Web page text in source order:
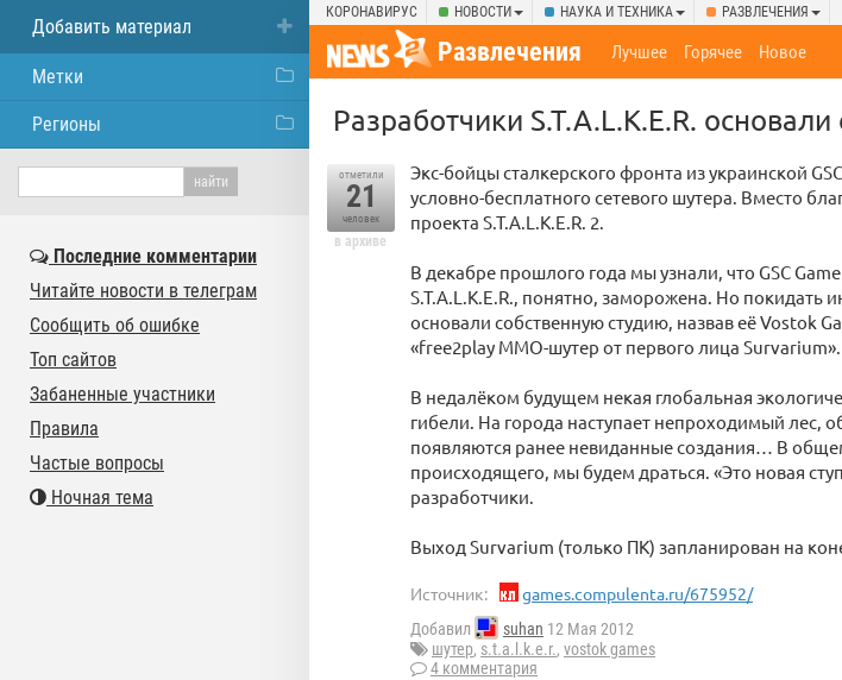
КОРОНАВИРУС НОВОСТИ НАУКА И ТЕХНИКА РАЗВЛЕЧЕНИЯ
Развлечения Лучшее Горячее Новое
Разработчики S.T.A.L.K.E.R.
отметили
21
человек
в архиве
Экс-бойцы сталкерского фронта из украинской
условно-бесплатного сетевого шутера. Вместо
проекта S.T.A.L.K.E.R. 2.
В декабре прошлого года мы узнали, что GSC
S.T.A.L.K.E.R., понятно, заморожена. Но покидать
основали собственную студию, назвав её Vostok
«free2play MMO-шутер от первого лица Survarium».
В недалёком будущем некая глобальная
гибели. На города наступает непроходимый лес,
появляются ранее невиданные создания… В
происходящего, мы будем драться. «Это новая
разработчики.
Выход Survarium (только ПК) запланирован на
Источник: games.compulenta.ru/675952/
Добавил suhan 12 Мая 2012
шутер, s.t.a.l.k.e.r., vostok games
4 комментария
Добавить материал
Метки
Регионы
Последние комментарии
Читайте новости в телеграм
Сообщить об ошибке
Топ сайтов
Забаненные участники
Правила
Частые вопросы
Ночная тема